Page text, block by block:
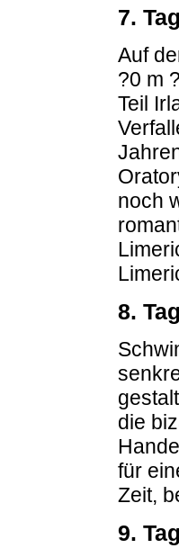
7.
Auf
?0 m
Teil
noch
8.
die
für
Zeit,
9.